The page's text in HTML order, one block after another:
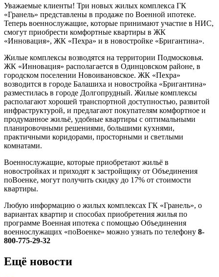
Уважаемые клиенты! Три новых жилых комплекса ГК
«Гранель» представлены в продаже по Военной ипотеке.
Теперь военнослужащие, которые принимают участие в НИС,
смогут приобрести комфортные квартиры в ЖК
«Инновация», ЖК «Пехра» и в новостройке «Бригантина».
Жилые комплексы возводятся на территории Подмосковья.
ЖК «Инновация» располагается в Одинцовском районе, в
городском поселении Новоивановское. ЖК «Пехра»
возводится в городе Балашиха и новостройка «Бригантина»
разместилась в городе Долгопрудный. Жилые комплексы
располагают хорошей транспортной доступностью, развитой
инфраструктурой, и предлагают покупателям комфортное и
продуманное жильё, удобные квартиры с оптимальными
планировочными решениями, большими кухнями,
практичными коридорами, просторными и светлыми
комнатами.
Военнослужащие, которые приобретают жильё в
новостройках и приходят к застройщику от Объединения
поВоенке, могут получить скидку до 17% от стоимости
квартиры.
Любую информацию о жилых комплексах ГК «Гранель», о
вариантах квартир и способах приобретения жилья по
программе Военная ипотека с помощью Объединения
военнослужащих «поВоенке» можно узнать по телефону 8-
800-775-29-32
Ещё новости